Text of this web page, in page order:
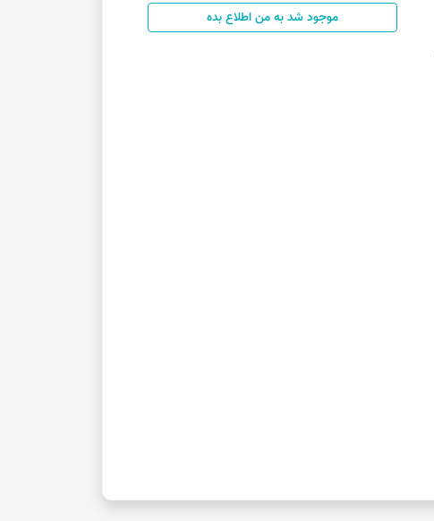
موجود شد به من اطلاع بده